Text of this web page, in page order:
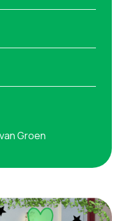
van Groen